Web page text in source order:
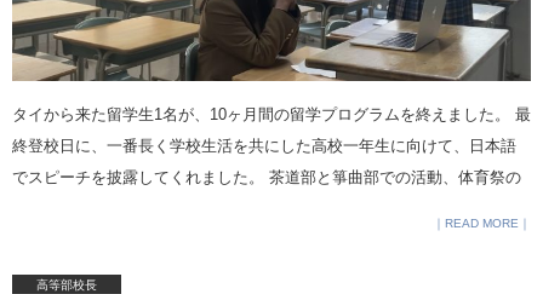
タイから来た留学生1名が、10ヶ月間の留学プログラムを終えました。 最
終登校日に、一番長く学校生活を共にした高校一年生に向けて、日本語
でスピーチを披露してくれました。 茶道部と箏曲部での活動、体育祭の
対して温かいご支援とご協力をいただきましてありがとうございまし
READ MORE
高等部校長